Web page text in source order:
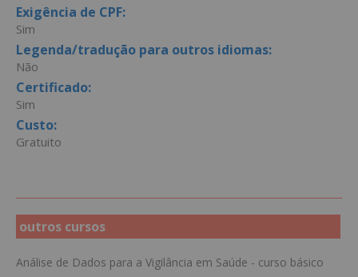
Exigência de CPF:
Sim
Legenda/tradução para outros idiomas:
Não
Certificado:
Sim
Custo:
Gratuito
outros cursos
Análise de Dados para a Vigilância em Saúde - curso básico